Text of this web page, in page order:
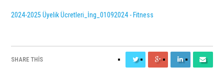
2024-2025 Üyelik Ücretleri_İng_01092024 - Fitness
SHARE THIS